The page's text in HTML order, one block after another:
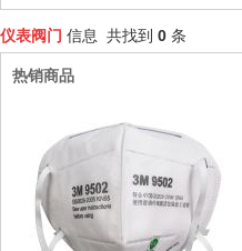
仪表阀门 信息 共找到 0 条
热销商品